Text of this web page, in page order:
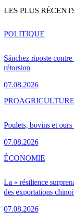
LES PLUS
Sánchez riposte
rétorsion
07.08.2026
POLITIQUE
Poulets, bovins et
07.08.2026
PRO
La « résilience
des exportations
07.08.2026
ÉCONOMIE